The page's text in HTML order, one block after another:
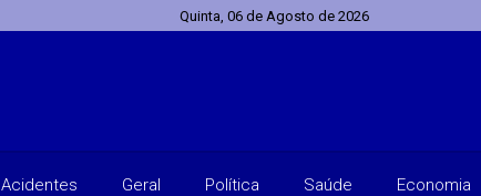
Quinta, 06 de Agosto de 2026
Acidentes Geral Política Saúde Economia